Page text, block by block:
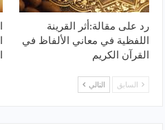
رد على مقالة:أثر القرينة
اللفظية في معاني الألفاظ في
القرآن الكريم
السابق التالي